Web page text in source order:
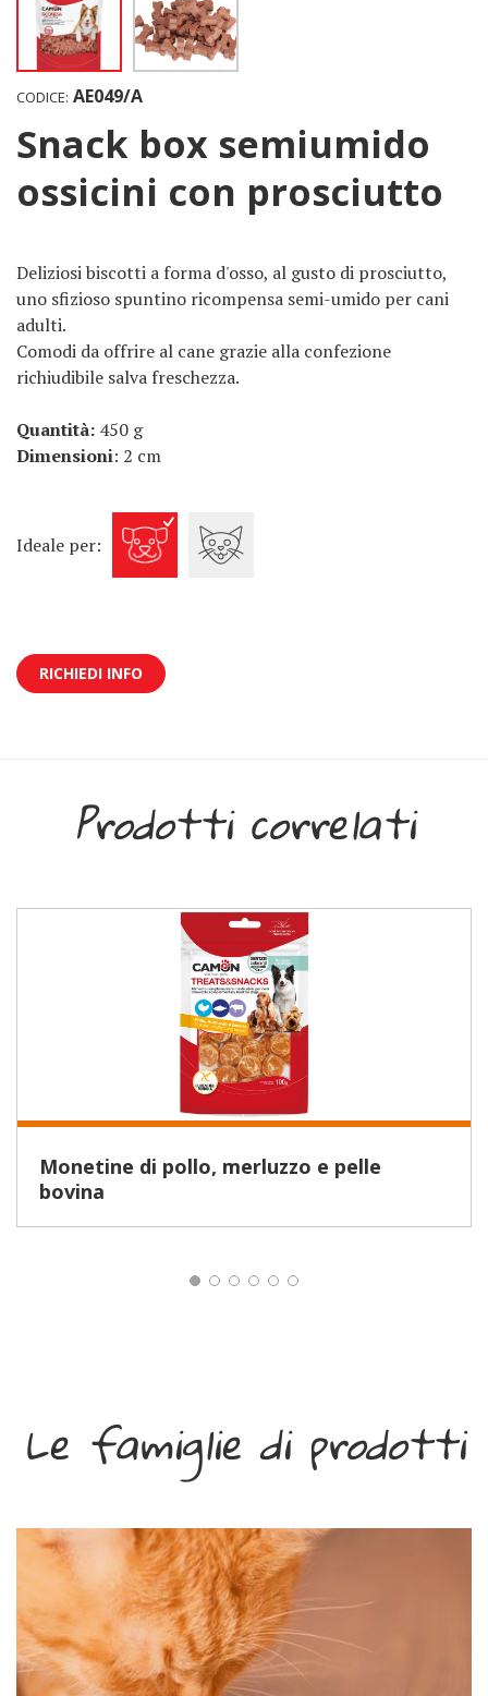
CODICE: AE049/A
Snack box semiumido
ossicini con prosciutto
Deliziosi biscotti a forma d'osso, al gusto di prosciutto,
uno sfizioso spuntino ricompensa semi-umido per cani
adulti.
Comodi da offrire al cane grazie alla confezione
richiudibile salva freschezza.
Quantità: 450 g
Dimensioni: 2 cm
Ideale per:
RICHIEDI INFO
Prodotti correlati
Monetine di pollo, merluzzo e pelle
bovina
Le famiglie di prodotti